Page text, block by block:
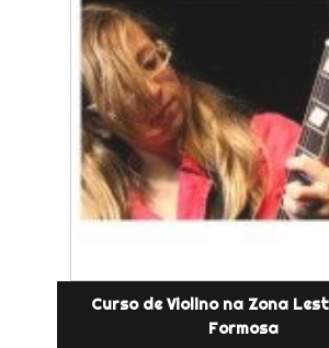
Curso de Violino na Zona
Formosa